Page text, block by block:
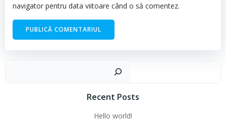
navigator pentru data viitoare când o să comentez.
Recent Posts
Hello world!